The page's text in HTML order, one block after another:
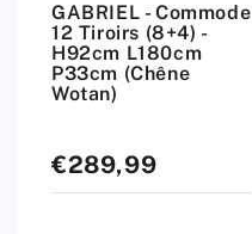
GABRIEL - Commode
12 Tiroirs (8+4) -
H92cm L180cm
P33cm (Chêne
Wotan)
Prix
standard
€289,99